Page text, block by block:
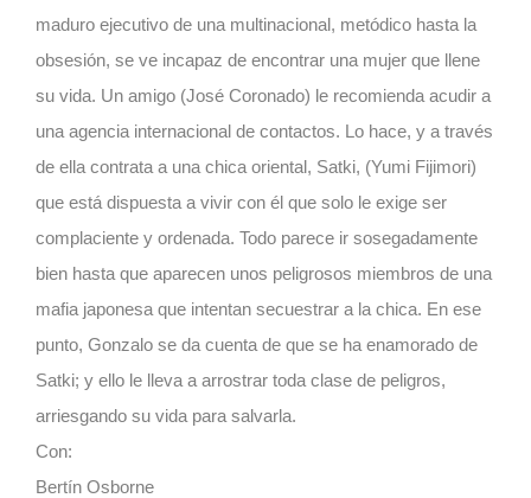
maduro ejecutivo de una multinacional, metódico hasta la
obsesión, se ve incapaz de encontrar una mujer que llene
su vida. Un amigo (José Coronado) le recomienda acudir a
una agencia internacional de contactos. Lo hace, y a través
de ella contrata a una chica oriental, Satki, (Yumi Fijimori)
que está dispuesta a vivir con él que solo le exige ser
complaciente y ordenada. Todo parece ir sosegadamente
bien hasta que aparecen unos peligrosos miembros de una
mafia japonesa que intentan secuestrar a la chica. En ese
punto, Gonzalo se da cuenta de que se ha enamorado de
Satki; y ello le lleva a arrostrar toda clase de peligros,
arriesgando su vida para salvarla.
Con:
Bertín Osborne